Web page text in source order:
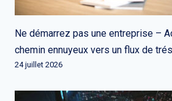
Ne démarrez pas une entreprise –
chemin ennuyeux vers un flux de
24 juillet 2026